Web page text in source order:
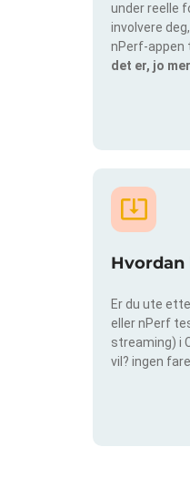
under reelle
involvere
nPerf-appen
det er, jo
Hvordan
Er du ute
eller nPerf
streaming) i
vil? ingen